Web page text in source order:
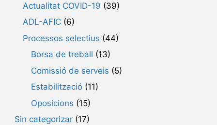
Actualitat COVID-19 (39)
ADL-AFIC (6)
Processos selectius (44)
Borsa de treball (13)
Comissió de serveis (5)
Estabilització (11)
Oposicions (15)
Sin categorizar (17)